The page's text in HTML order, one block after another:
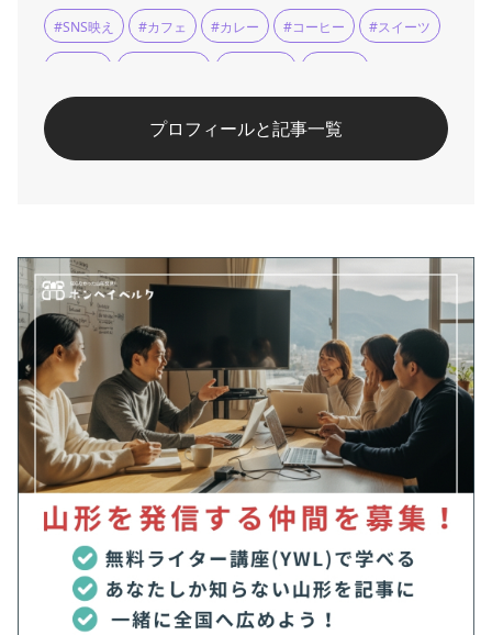
#SNS映え #カフェ #カレー #コーヒー #スイーツ
プロフィールと記事一覧